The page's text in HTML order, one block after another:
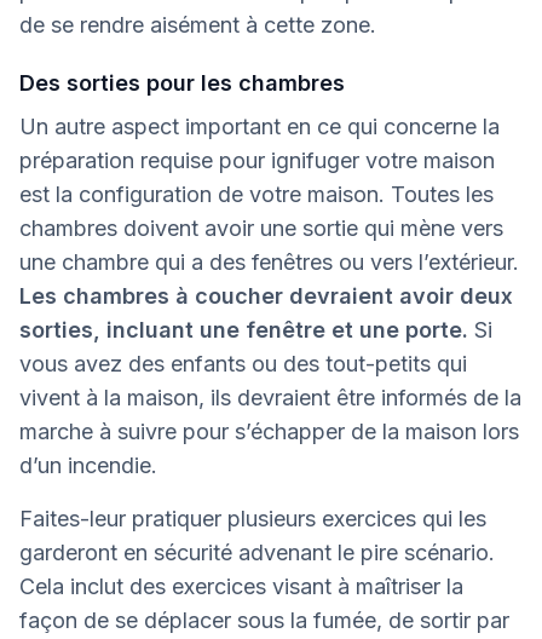
de se rendre aisément à cette zone.
Des sorties pour les chambres
Un autre aspect important en ce qui concerne la
préparation requise pour ignifuger votre maison
est la configuration de votre maison. Toutes les
chambres doivent avoir une sortie qui mène vers
une chambre qui a des fenêtres ou vers l’extérieur.
Les chambres à coucher devraient avoir deux
sorties, incluant une fenêtre et une porte. Si
vous avez des enfants ou des tout-petits qui
vivent à la maison, ils devraient être informés de la
marche à suivre pour s’échapper de la maison lors
d’un incendie.
Faites-leur pratiquer plusieurs exercices qui les
garderont en sécurité advenant le pire scénario.
Cela inclut des exercices visant à maîtriser la
façon de se déplacer sous la fumée, de sortir par